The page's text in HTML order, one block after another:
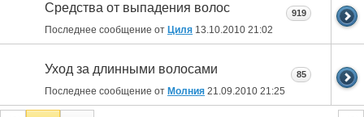
Средства от выпадения волос
Последнее сообщение от Циля 13.10.2010 21:02
919
Уход за длинными волосами
Последнее сообщение от Молния 21.09.2010 21:25
85